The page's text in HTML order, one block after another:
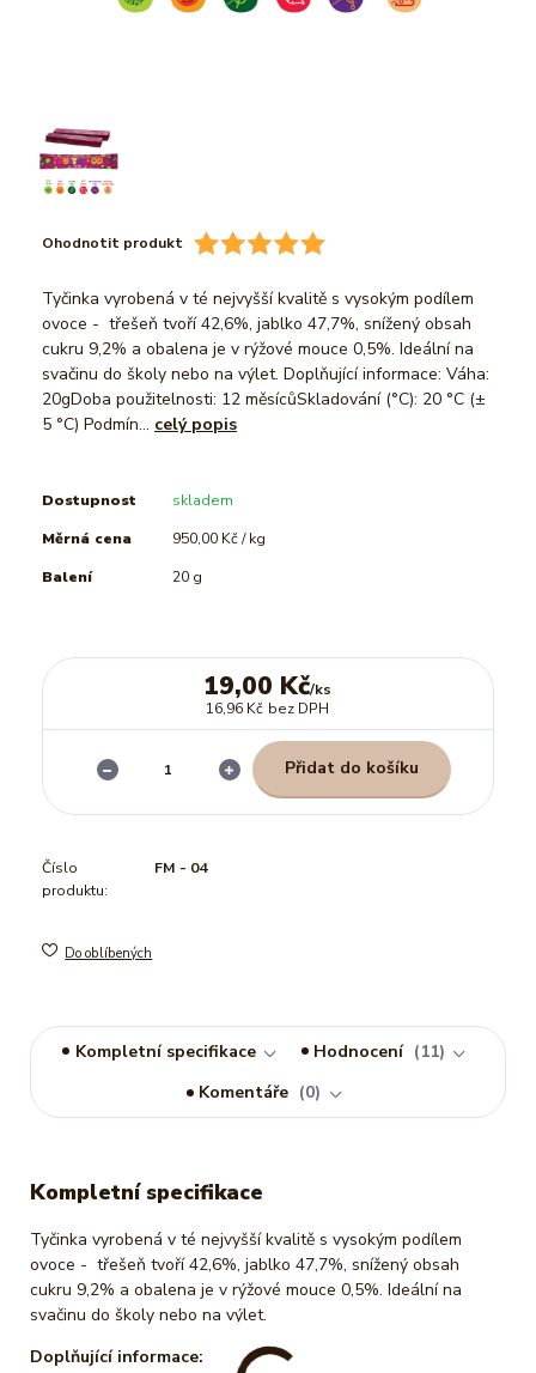
Ohodnotit produkt
Tyčinka vyrobená v té nejvyšší kvalitě s vysokým podílem
ovoce - třešeň tvoří 42,6%, jablko 47,7%, snížený obsah
cukru 9,2% a obalena je v rýžové mouce 0,5%. Ideální na
svačinu do školy nebo na výlet. Doplňující informace: Váha:
20gDoba použitelnosti: 12 měsícůSkladování (°C): 20 °C (±
5 °C) Podmín... celý popis
Dostupnost skladem
Měrná cena 950,00 Kč / kg
Balení 20 g
19,00 Kč/ks
16,96 Kč bez DPH
Přidat do košíku
Číslo
produktu:
FM - 04
Do oblíbených
Kompletní specifikace Hodnocení
11
Komentáře
0
Kompletní specifikace
Tyčinka vyrobená v té nejvyšší kvalitě s vysokým podílem
ovoce - třešeň tvoří 42,6%, jablko 47,7%, snížený obsah
cukru 9,2% a obalena je v rýžové mouce 0,5%. Ideální na
svačinu do školy nebo na výlet.
Doplňující informace: